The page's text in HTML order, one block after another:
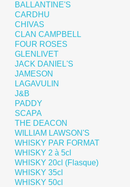
BALLANTINE'S
CARDHU
CHIVAS
CLAN CAMPBELL
FOUR ROSES
GLENLIVET
JACK DANIEL'S
JAMESON
LAGAVULIN
J&B
PADDY
SCAPA
THE DEACON
WILLIAM LAWSON'S
WHISKY PAR FORMAT
WHISKY 2 à 5cl
WHISKY 20cl (Flasque)
WHISKY 35cl
WHISKY 50cl